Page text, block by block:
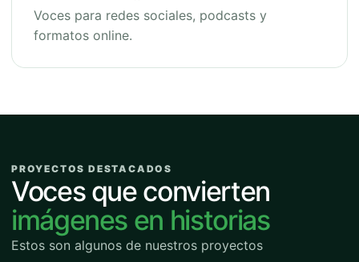
Voces para redes sociales, podcasts y
formatos online.
PROYECTOS DESTACADOS
Voces que convierten
imágenes en historias
Estos son algunos de nuestros proyectos